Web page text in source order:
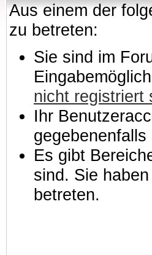
Aus einem der
zu betreten:
Sie sind im
nicht registriert
Ihr
Es gibt
sind. Sie
betreten.